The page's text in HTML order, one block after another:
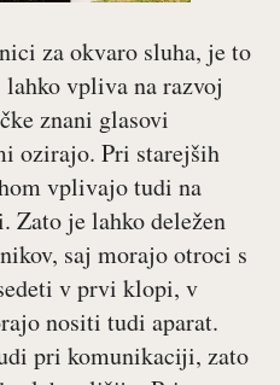
za okvaro sluha, je to
vpliva na razvoj
znani glasovi
ozirajo. Pri starejših
vplivajo tudi na
Zato je lahko deležen
saj morajo otroci s
v prvi klopi, v
nositi tudi aparat.
pri komunikaciji, zato